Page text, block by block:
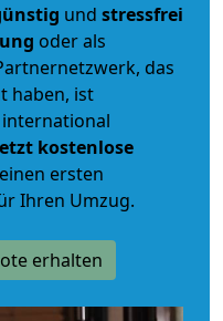
und stressfrei
oder als
das
haben, ist
kostenlose
ersten
Ihren Umzug.
erhalten